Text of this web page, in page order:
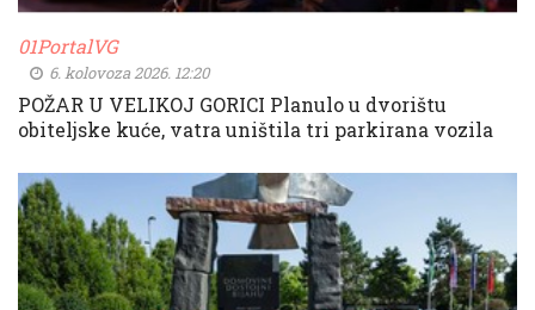
01PortalVG
6. kolovoza 2026. 12:20
POŽAR U VELIKOJ GORICI Planulo u dvorištu
obiteljske kuće, vatra uništila tri parkirana vozila